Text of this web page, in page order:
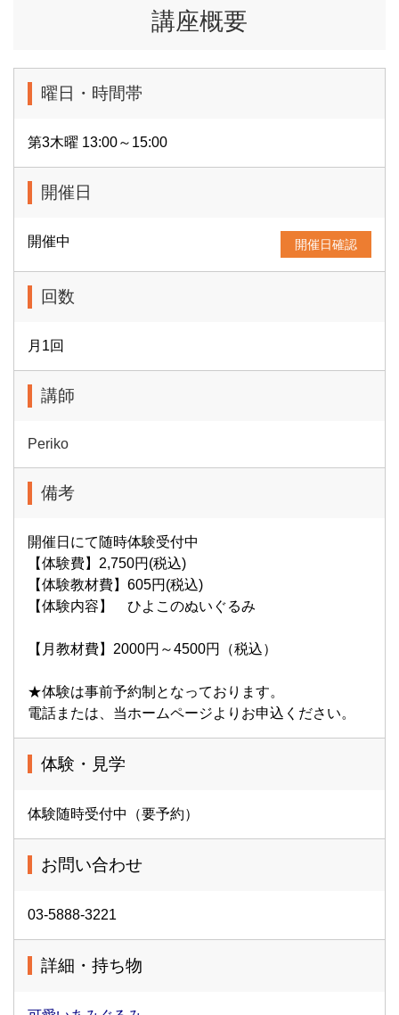
講座概要
曜日・時間帯
第3木曜 13:00～15:00
開催日
開催中 開催日確認
回数
月1回
講師
Periko
備考
開催日にて随時体験受付中
【体験費】2,750円(税込)
【体験教材費】605円(税込)
【体験内容】 ひよこのぬいぐるみ
【月教材費】2000円～4500円（税込）
★体験は事前予約制となっております。
電話または、当ホームページよりお申込ください。
体験・見学
体験随時受付中（要予約）
お問い合わせ
03-5888-3221
詳細・持ち物